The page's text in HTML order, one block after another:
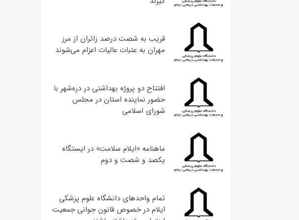
قریب به شصت درصد زائران از مرز
مهران به عتبات عالیات اعزام می‌شوند
افتتاح دو پروژه بهداشتی در دره‌شهر با
حضور نماینده استان در مجلس
شورای اسلامی
ماهنامه «ایلام سلامت» در ایستگاه
یکصد و شصت و دوم
تمام واحدهای دانشگاه علوم پزشکی
ایلام در خصوص قانون جوانی جمعیت